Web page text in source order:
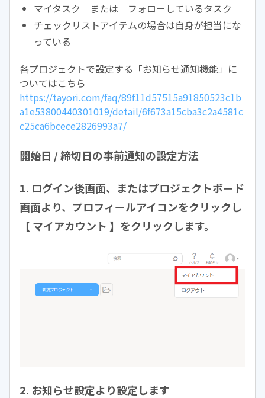
マイタスク または フォローしているタスク
チェックリストアイテムの場合は自身が担当にな
っている
各プロジェクトで設定する「お知らせ通知機能」に
ついてはこちら
https://tayori.com/faq/89f11d57515a91850523c1b
a1e53800440301019/detail/6f673a15cba3c2a4581c
c25ca6bcece2826993a7/
開始日 / 締切日の事前通知の設定方法
1. ログイン後画面、またはプロジェクトボード
画面より、プロフィールアイコンをクリックし
【 マイアカウント 】をクリックします。
2. お知らせ設定より設定します